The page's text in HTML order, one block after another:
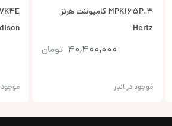
MPK165P.3 کامپوننت هرتز
Hertz
40,400,000 تومان
موجود در انبار موجود